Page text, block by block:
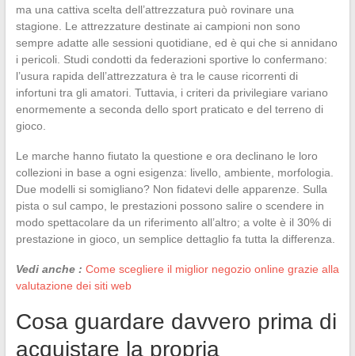
ma una cattiva scelta dell’attrezzatura può rovinare una
stagione. Le attrezzature destinate ai campioni non sono
sempre adatte alle sessioni quotidiane, ed è qui che si annidano
i pericoli. Studi condotti da federazioni sportive lo confermano:
l’usura rapida dell’attrezzatura è tra le cause ricorrenti di
infortuni tra gli amatori. Tuttavia, i criteri da privilegiare variano
enormemente a seconda dello sport praticato e del terreno di
gioco.
Le marche hanno fiutato la questione e ora declinano le loro
collezioni in base a ogni esigenza: livello, ambiente, morfologia.
Due modelli si somigliano? Non fidatevi delle apparenze. Sulla
pista o sul campo, le prestazioni possono salire o scendere in
modo spettacolare da un riferimento all’altro; a volte è il 30% di
prestazione in gioco, un semplice dettaglio fa tutta la differenza.
Vedi anche : Come scegliere il miglior negozio online grazie alla
valutazione dei siti web
Cosa guardare davvero prima di
acquistare la propria